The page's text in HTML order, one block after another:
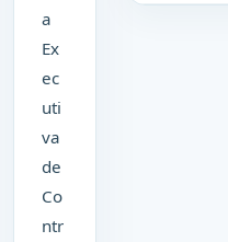
a
Ex
ec
uti
va
de
Co
ntr